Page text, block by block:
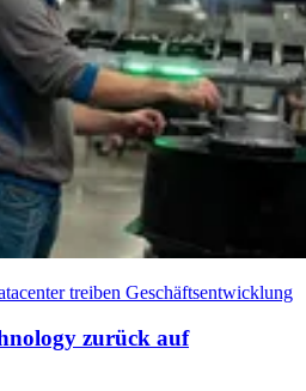
treiben Geschäftsentwicklung
zurück auf